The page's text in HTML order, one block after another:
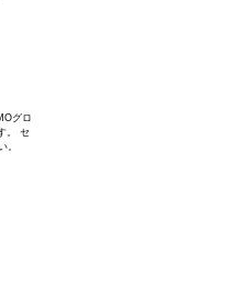
グロ
。 セ
。